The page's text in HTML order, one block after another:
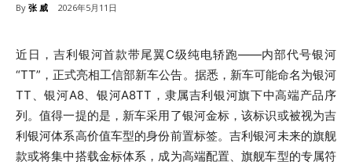
By 张 威 2026年5月11日
近日，吉利银河首款带尾翼C级纯电轿跑——内部代号银河
“TT”，正式亮相工信部新车公告。据悉，新车可能命名为银河
TT、银河A8、银河A8TT，隶属吉利银河旗下中高端产品序
列。值得一提的是，新车采用了银河金标，该标识或被视为吉
利银河体系高价值车型的身份前置标签。吉利银河未来的旗舰
款或将集中搭载金标体系，成为高端配置、旗舰车型的专属符